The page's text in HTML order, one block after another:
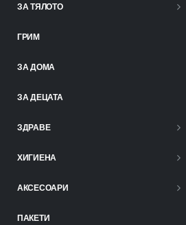
ЗА ТЯЛОТО
ГРИМ
ЗА ДОМА
ЗА ДЕЦАТА
ЗДРАВЕ
ХИГИЕНА
АКСЕСОАРИ
ПАКЕТИ